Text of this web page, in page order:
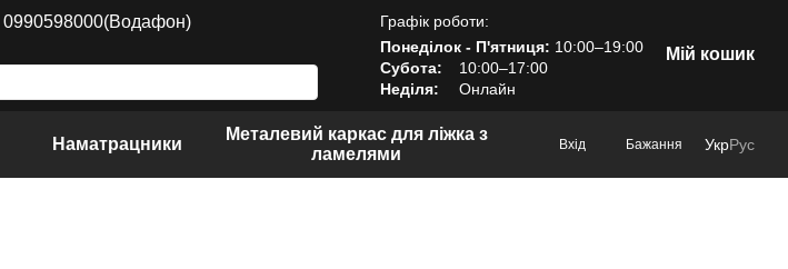
0990598000(Водафон)
Графік роботи:
Понеділок - П'ятниця: 10:00–19:00
Субота:
10:00–17:00
Неділя:
Онлайн
Мій кошик
Наматрацники
Металевий каркас для ліжка з
ламелями
Вхід Бажання УкрРус